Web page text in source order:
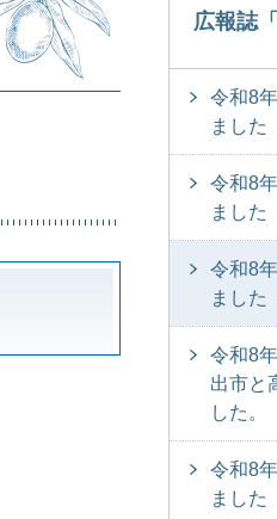
広報誌
令和8
ました
令和8
ました
令和8
ました
令和8
出市と
した。
令和8
ました